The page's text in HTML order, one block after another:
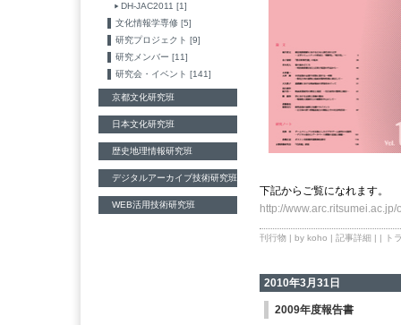
DH-JAC2011 [1]
文化情報学専修 [5]
研究プロジェクト [9]
研究メンバー [11]
研究会・イベント [141]
京都文化研究班
日本文化研究班
歴史地理情報研究班
デジタルアーカイブ技術研究班
WEB活用技術研究班
下記からご覧になれます。
http://
刊行物 | by koho | 記事詳細 | | ト
2010年3月31日
2009年度報告書